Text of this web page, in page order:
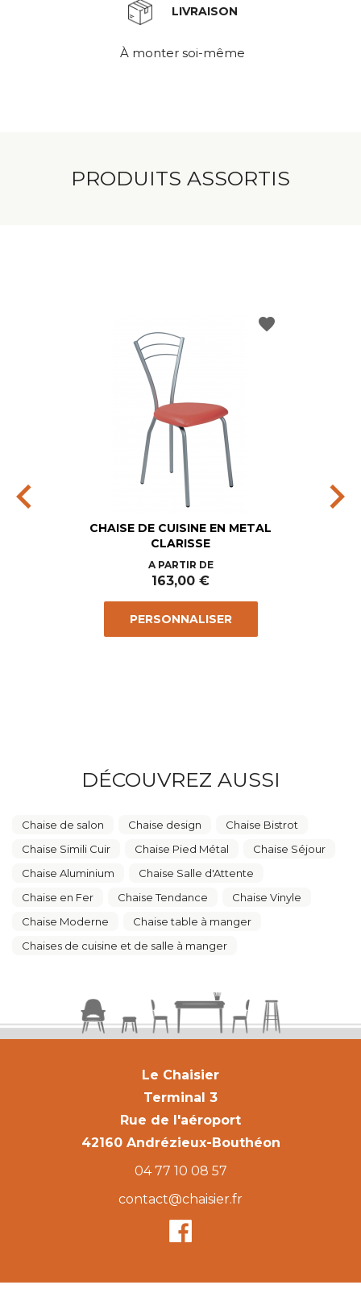
LIVRAISON
À monter soi-même
PRODUITS ASSORTIS
chevron_left
CHAISE DE CUISINE EN METAL
CLARISSE
Prix
A PARTIR DE
163,00 €
PERSONNALISER
favorite
chevron_right
DÉCOUVREZ AUSSI
Chaise de salon Chaise design
Chaise Bistrot
Chaise Simili Cuir
Chaise Pied Métal
Chaise Séjour
Chaise Aluminium
Chaise Salle d'Attente
Chaise en Fer
Chaise Tendance
Chaise Vinyle
Chaise Moderne
Chaise table à manger
Chaises de cuisine et de salle à manger
Le Chaisier
Terminal 3
Rue de l'aéroport
42160 Andrézieux-Bouthéon
04 77 10 08 57
contact@chaisier.fr